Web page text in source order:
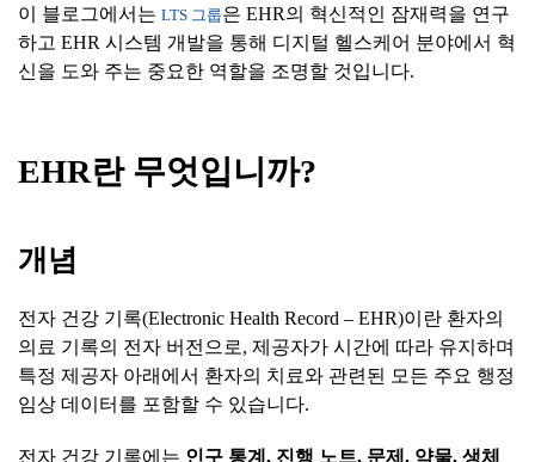
이 블로그에서는 LTS 그룹은 EHR의 혁신적인 잠재력을 연구
하고 EHR 시스템 개발을 통해 디지털 헬스케어 분야에서 혁
신을 도와 주는 중요한 역할을 조명할 것입니다.
EHR란 무엇입니까?
개념
전자 건강 기록(Electronic Health Record – EHR)이란 환자의
의료 기록의 전자 버전으로, 제공자가 시간에 따라 유지하며
특정 제공자 아래에서 환자의 치료와 관련된 모든 주요 행정
임상 데이터를 포함할 수 있습니다.
전자 건강 기록에는 인구 통계 , 진행 노트, 문제 , 약물, 생체